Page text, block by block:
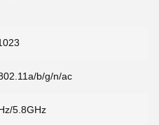
b/g/n/ac
5.8GHz